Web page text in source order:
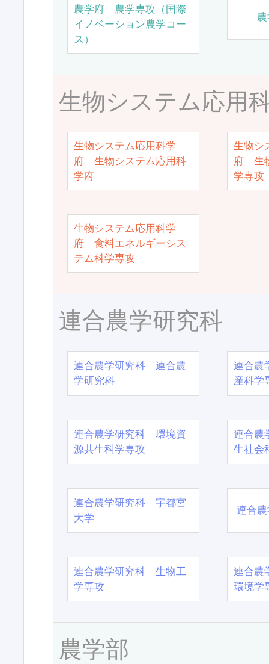
農学府 農学専攻（国際
イノベーション農学コー
ス）
生物システム応用
生物システム応用科学
府 生物システム応用科
学府
生物シ
府 生
学専攻
生物システム応用科学
府 食料エネルギーシス
テム科学専攻
連合農学研究科
連合農学研究科 連合農
学研究科
連合農
産科学
連合農学研究科 環境資
源共生科学専攻
連合農
生社会
連合農学研究科 宇都宮
大学
連合
連合農学研究科 生物工
学専攻
連合農
環境学
農学部